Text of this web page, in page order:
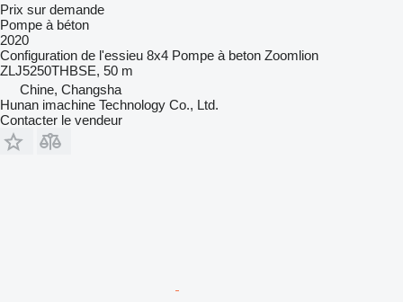
Prix sur demande
Pompe à béton
2020
Configuration de l'essieu 8x4 Pompe à beton Zoomlion
ZLJ5250THBSE, 50 m
Chine, Changsha
Hunan imachine Technology Co., Ltd.
Contacter le vendeur